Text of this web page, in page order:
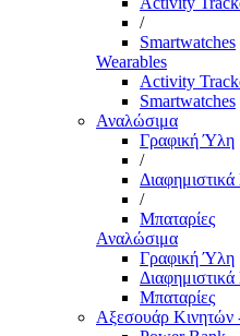
/
Smartwatches
Wearables
Activity
Smartwatches
Αναλώσιμα
Γραφική Ύλη
/
/
Μπαταρίες
Αναλώσιμα
Γραφική Ύλη
Μπαταρίες
Αξεσουάρ Κινητών